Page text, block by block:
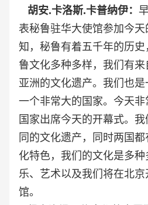
胡安.卡洛斯.卡普纳伊：
表秘鲁驻华大使馆参加今天
知，秘鲁有着五千年的历
鲁文化多种多样，我们有
亚洲的文化遗产。我们也
一个非常大的国家。今天
国家出席今天的开幕式。
同的文化遗产，同时两国
化特色，我们的文化是多
乐、艺术以及我们将在北
馆。